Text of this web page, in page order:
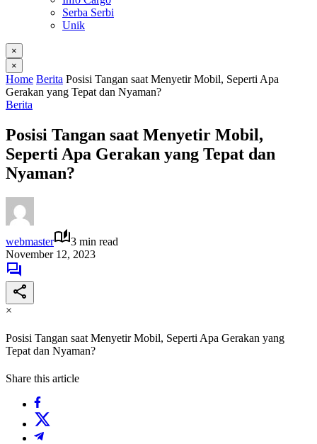
Serba Serbi
Unik
×
×
Home Berita Posisi Tangan saat Menyetir Mobil, Seperti Apa
Gerakan yang Tepat dan Nyaman?
Berita
Posisi Tangan saat Menyetir Mobil,
Seperti Apa Gerakan yang Tepat dan
Nyaman?
webmaster
3 min read
November 12, 2023
×
Posisi Tangan saat Menyetir Mobil, Seperti Apa Gerakan yang
Tepat dan Nyaman?
Share this article